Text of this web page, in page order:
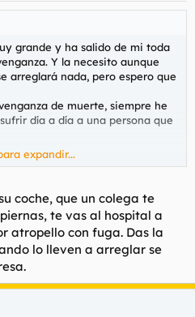
grande y ha salido de mi toda
Y la necesito aunque
arreglará nada, pero espero que
de muerte, siempre he
día a día a una persona que
que vuestras mentes
ella, se lo merece, asi que
secuaces somos capaces de
debate sobre la
y te comía la polla a dos
que me ayudarán, y a las
el ánimo.
expandir...
coche, que un colega te
te vas al hospital a
atropello con fuga. Das la
lo lleven a arreglar se